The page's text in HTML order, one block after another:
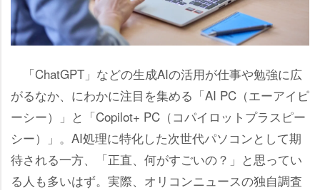
「ChatGPT」などの生成AIの活用が仕事や勉強に広
がるなか、にわかに注目を集める「AI PC（エーアイピ
ーシー）」と「Copilot+ PC（コパイロットプラスピー
シー）」。AI処理に特化した次世代パソコンとして期
待される一方、「正直、何がすごいの？」と思ってい
る人も多いはず。実際、オリコンニュースの独自調査